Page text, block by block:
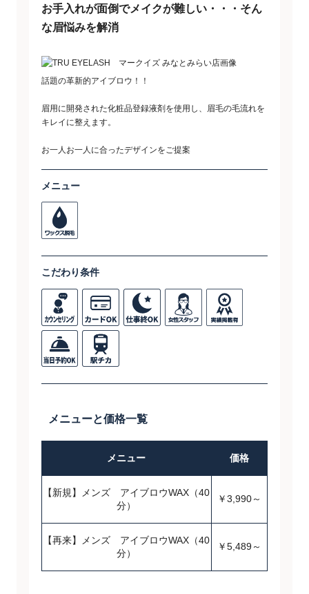
お手入れが面倒でメイクが難しい・・・そん
な眉悩みを解消
話題の革新的アイブロウ！！
眉用に開発された化粧品登録液剤を使用し、眉毛の毛流れを
キレイに整えます。
お一人お一人に合ったデザインをご提案
メニュー
こだわり条件
メニューと価格一覧
メニュー 価格
【新規】メンズ アイブロウWAX（40
分）
￥3,990～
【再来】メンズ アイブロウWAX（40
分）
￥5,489～